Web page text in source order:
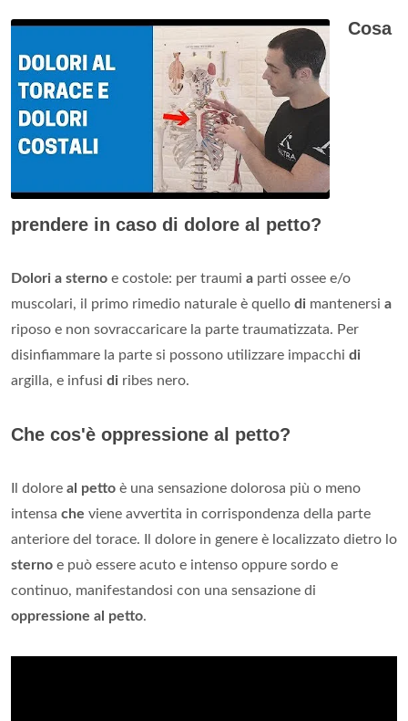
Cosa
prendere in caso di dolore al petto?
Dolori a sterno e costole: per traumi a parti ossee e/o
muscolari, il primo rimedio naturale è quello di mantenersi a
riposo e non sovraccaricare la parte traumatizzata. Per
disinfiammare la parte si possono utilizzare impacchi di
argilla, e infusi di ribes nero.
Che cos'è oppressione al petto?
Il dolore al petto è una sensazione dolorosa più o meno
intensa che viene avvertita in corrispondenza della parte
anteriore del torace. Il dolore in genere è localizzato dietro lo
sterno e può essere acuto e intenso oppure sordo e
continuo, manifestandosi con una sensazione di
oppressione al petto.